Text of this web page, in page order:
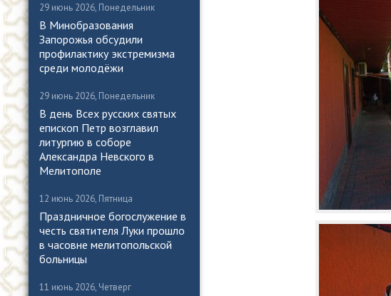
29 июнь 2026, Понедельник
В Минобразования
Запорожья обсудили
профилактику экстремизма
среди молодёжи
29 июнь 2026, Понедельник
В день Всех русских святых
епископ Петр возглавил
литургию в соборе
Александра Невского в
Мелитополе
12 июнь 2026, Пятница
Праздничное богослужение в
честь святителя Луки прошло
в часовне мелитопольской
больницы
11 июнь 2026, Четверг